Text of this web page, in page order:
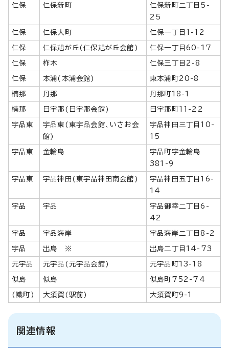
仁保 仁保新町
仁保新町二丁目5-
25
仁保 仁保大町 仁保一丁目1-12
仁保 仁保旭が丘(仁保旭が丘会館) 仁保一丁目60-17
仁保 柞木 仁保三丁目2-8
仁保 本浦(本浦会館) 東本浦町20-8
楠那 丹那 丹那町18-1
楠那 日宇那(日宇那会館) 日宇那町11-22
宇品東
宇品東(東宇品会館、いさお会
館)
宇品神田三丁目10-
15
宇品東 金輪島
宇品町字金輪島
381-9
宇品東 宇品神田(東宇品神田南会館)
宇品神田五丁目16-
14
宇品 宇品
宇品御幸二丁目6-
42
宇品 宇品海岸 宇品海岸二丁目8-2
宇品 出島 ※ 出島二丁目14-73
元宇品 元宇品(元宇品会館) 元宇品町13-18
似島 似島 似島町752-74
(幟町) 大須賀(駅前) 大須賀町9-1
関連情報